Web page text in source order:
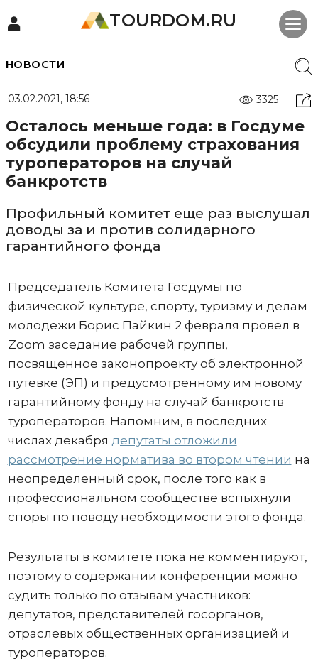
TOURDOM.RU
НОВОСТИ
03.02.2021, 18:56 3325
Осталось меньше года: в Госдуме
обсудили проблему страхования
туроператоров на случай
банкротств
Профильный комитет еще раз выслушал
доводы за и против солидарного
гарантийного фонда
Председатель Комитета Госдумы по
физической культуре, спорту, туризму и делам
молодежи Борис Пайкин 2 февраля провел в
Zoom заседание рабочей группы,
посвященное законопроекту об электронной
путевке (ЭП) и предусмотренному им новому
гарантийному фонду на случай банкротств
туроператоров. Напомним, в последних
числах декабря депутаты отложили
рассмотрение норматива во втором чтении на
неопределенный срок, после того как в
профессиональном сообществе вспыхнули
споры по поводу необходимости этого фонда.
Результаты в комитете пока не комментируют,
поэтому о содержании конференции можно
судить только по отзывам участников:
депутатов, представителей госорганов,
отраслевых общественных организацией и
туроператоров.